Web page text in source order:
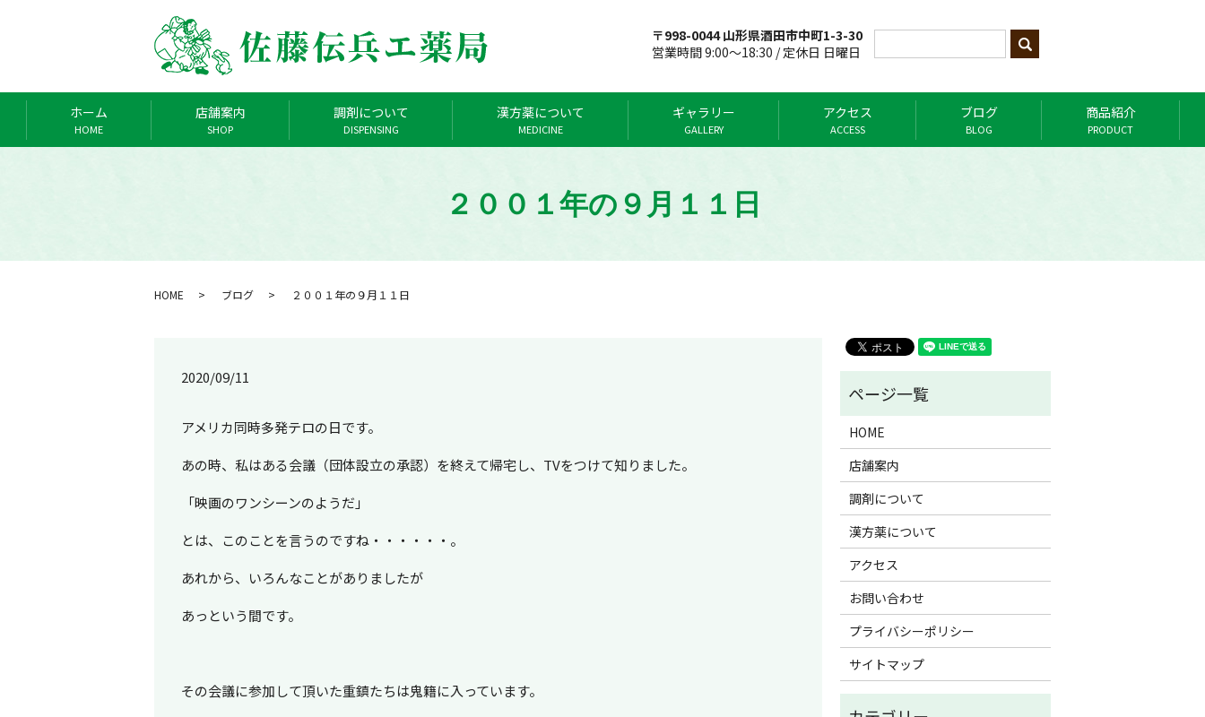
〒998-0044 山形県酒田市中町1-3-30
営業時間 9:00～18:30 / 定休日 日曜日
ホーム
HOME
店舗案内
SHOP
調剤について
DISPENSING
漢方薬について
MEDICINE
ギャラリー
GALLERY
アクセス
ACCESS
ブログ
BLOG
商品紹介
PRODUCT
２００１年の９月１１日
HOME ブログ ２００１年の９月１１日
2020/09/11
アメリカ同時多発テロの日です。
あの時、私はある会議（団体設立の承認）を終えて帰宅し、TVをつけて知りました。
「映画のワンシーンのようだ」
とは、このことを言うのですね・・・・・・。
あれから、いろんなことがありましたが
あっという間です。
その会議に参加して頂いた重鎮たちは鬼籍に入っています。
HOME
店舗案内
調剤について
漢方薬について
アクセス
お問い合わせ
プライバシーポリシー
サイトマップ